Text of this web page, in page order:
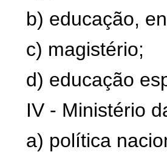
b) educação,
c) magistério;
d) educação
IV - Ministério
a) política